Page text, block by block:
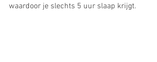
waardoor je slechts 5 uur slaap krijgt.